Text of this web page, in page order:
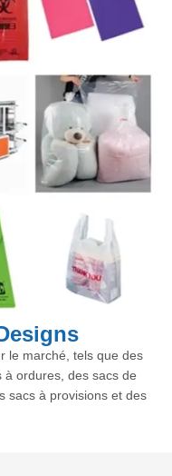
le marché, tels que des
ordures, des sacs de
sacs à provisions et des